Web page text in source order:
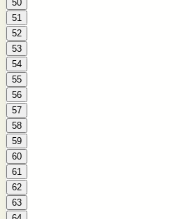
50
51
52
53
54
55
56
57
58
59
60
61
62
63